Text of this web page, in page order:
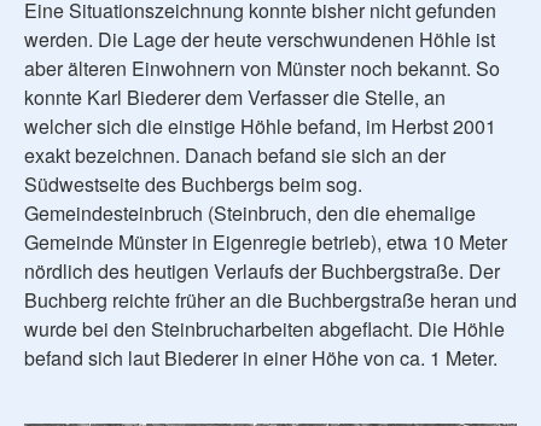
Eine Situationszeichnung konnte bisher nicht gefunden
werden. Die Lage der heute verschwundenen Höhle ist
aber älteren Einwohnern von Münster noch bekannt. So
konnte Karl Biederer dem Verfasser die Stelle, an
welcher sich die einstige Höhle befand, im Herbst 2001
exakt bezeichnen. Danach befand sie sich an der
Südwestseite des Buchbergs beim sog.
Gemeindesteinbruch (Steinbruch, den die ehemalige
Gemeinde Münster in Eigenregie betrieb), etwa 10 Meter
nördlich des heutigen Verlaufs der Buchbergstraße. Der
Buchberg reichte früher an die Buchbergstraße heran und
wurde bei den Steinbrucharbeiten abgeflacht. Die Höhle
befand sich laut Biederer in einer Höhe von ca. 1 Meter.